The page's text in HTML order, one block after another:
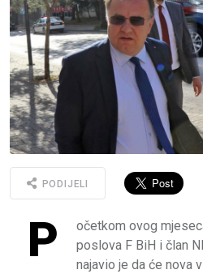
PODIJELI
P
očetkom ovog
poslova F BiH i član
najavio je da će nova